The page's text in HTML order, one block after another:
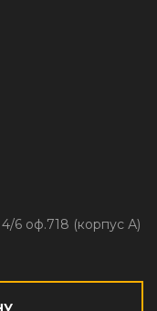
4/6 оф.718 (корпус А)